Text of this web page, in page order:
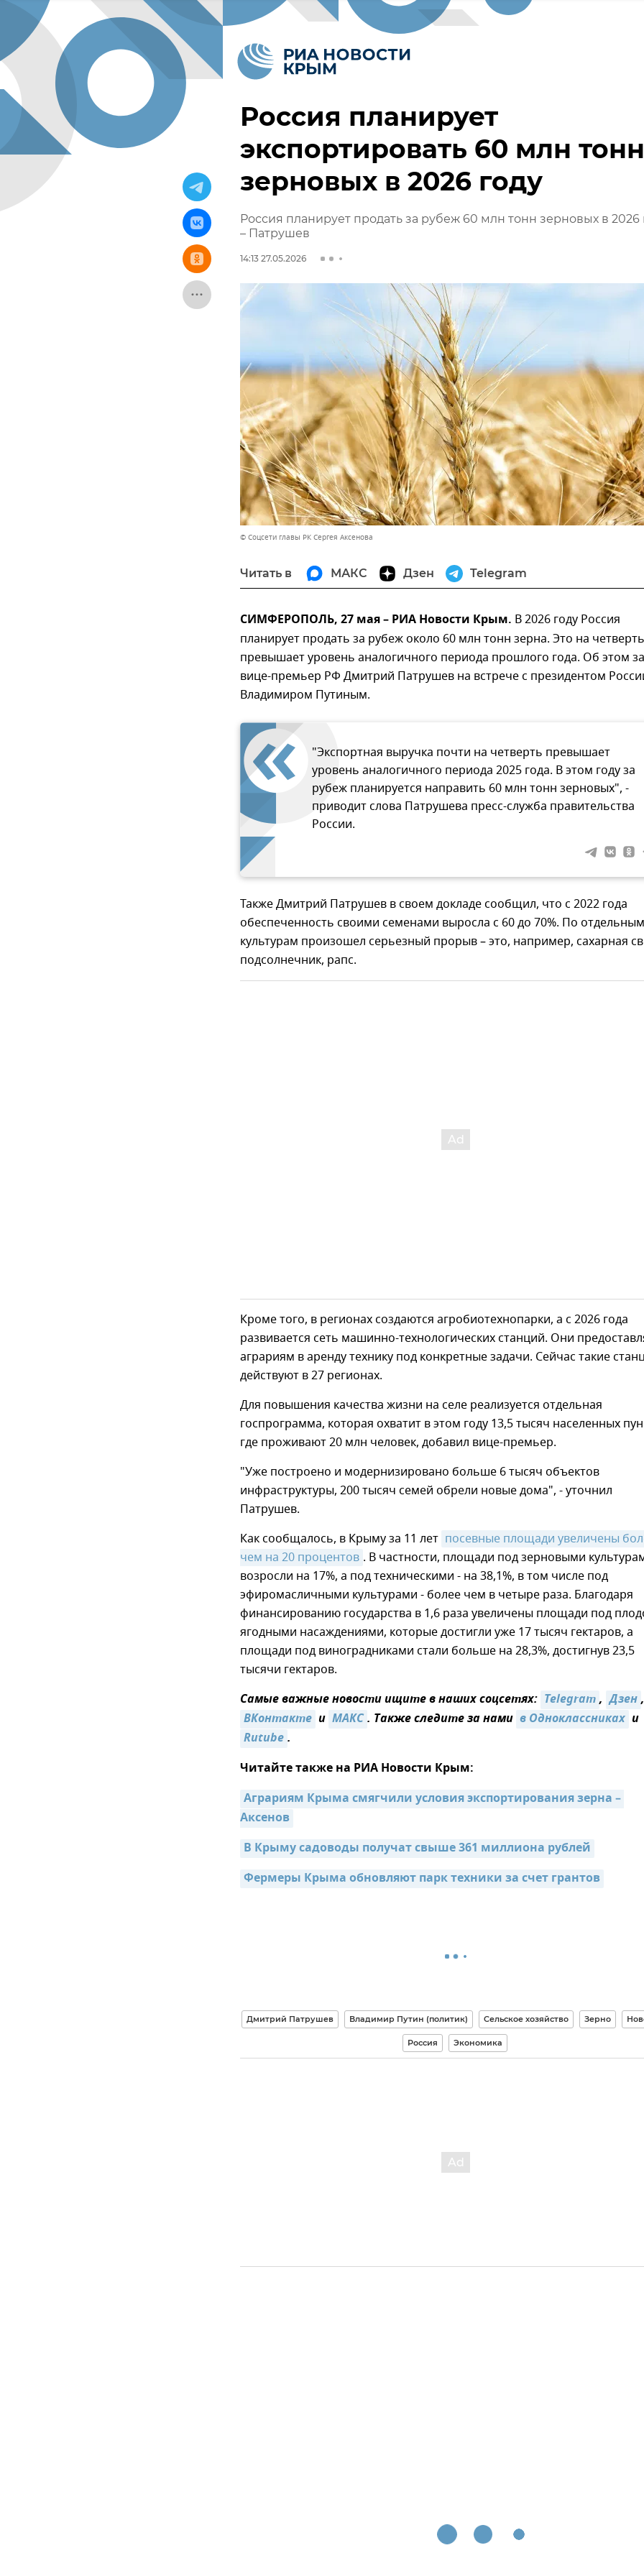
Россия планирует
экспортировать 60 млн тонн
зерновых в 2026 году
Россия планирует продать за рубеж 60 млн тонн зерновых в 2026
– Патрушев
14:13 27.05.2026
© Соцсети главы РК Сергея Аксенова
Читать в МАКС Дзен Telegram
СИМФЕРОПОЛЬ, 27 мая – РИА Новости Крым. В 2026 году Россия
планирует продать за рубеж около 60 млн тонн зерна. Это на четверть
превышает уровень аналогичного периода прошлого года. Об этом
вице-премьер РФ Дмитрий Патрушев на встрече с президентом
Владимиром Путиным.
"Экспортная выручка почти на четверть превышает
уровень аналогичного периода 2025 года. В этом году за
рубеж планируется направить 60 млн тонн зерновых", -
приводит слова Патрушева пресс-служба правительства
России.
Также Дмитрий Патрушев в своем докладе сообщил, что с 2022 года
обеспеченность своими семенами выросла с 60 до 70%. По отдельным
культурам произошел серьезный прорыв – это, например, сахарная
подсолнечник, рапс.
Кроме того, в регионах создаются агробиотехнопарки, а с 2026 года
развивается сеть машинно-технологических станций. Они
аграриям в аренду технику под конкретные задачи. Сейчас такие
действуют в 27 регионах.
Для повышения качества жизни на селе реализуется отдельная
госпрограмма, которая охватит в этом году 13,5 тысяч населенных
где проживают 20 млн человек, добавил вице-премьер.
"Уже построено и модернизировано больше 6 тысяч объектов
инфраструктуры, 200 тысяч семей обрели новые дома", - уточнил
Патрушев.
Как сообщалось, в Крыму за 11 лет посевные площади увеличены
чем на 20 процентов . В частности, площади под зерновыми
возросли на 17%, а под техническими - на 38,1%, в том числе под
эфиромасличными культурами - более чем в четыре раза. Благодаря
финансированию государства в 1,6 раза увеличены площади под
ягодными насаждениями, которые достигли уже 17 тысяч гектаров, а
площади под виноградниками стали больше на 28,3%, достигнув 23,5
тысячи гектаров.
Самые важные новости ищите в наших соцсетях: Telegram, Дзен,
ВКонтакте и МАКС. Также следите за нами в Одноклассниках и
Rutube.
Читайте также на РИА Новости Крым:
Аграриям Крыма смягчили условия экспортирования зерна –
Аксенов
В Крыму садоводы получат свыше 361 миллиона рублей
Фермеры Крыма обновляют парк техники за счет грантов
Дмитрий Патрушев Владимир Путин (политик) Сельское хозяйство Зерно
Россия Экономика